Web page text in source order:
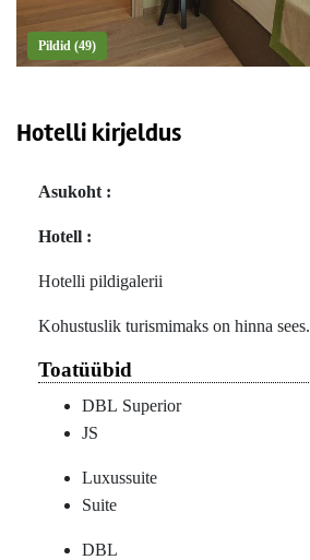
Pildid (49)
Hotelli kirjeldus
Asukoht :
Hotell :
Hotelli pildigalerii
Kohustuslik turismimaks on hinna sees.
Toatüübid
DBL Superior
JS
Luxussuite
Suite
DBL